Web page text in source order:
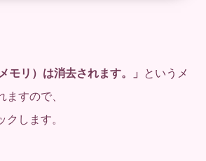
モリ）は消去されます。」
というメ
ますので、
クします。